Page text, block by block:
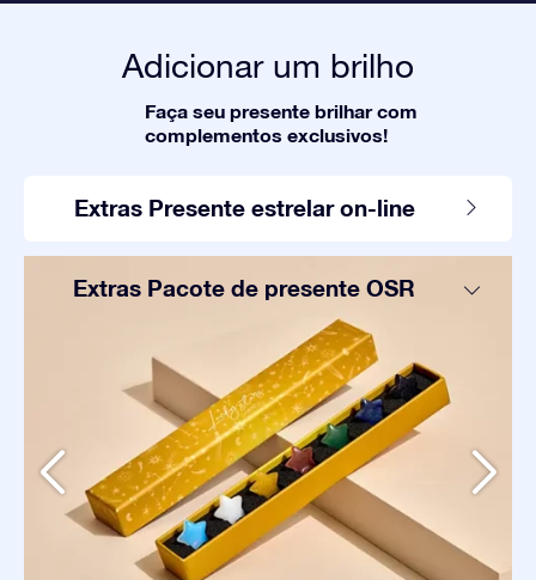
Adicionar um brilho
Faça seu presente brilhar com
complementos exclusivos!
Extras Presente estrelar on-line
Extras Pacote de presente OSR